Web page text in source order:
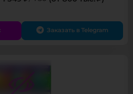
Заказать в Telegram